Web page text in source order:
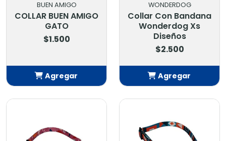
BUEN AMIGO
COLLAR BUEN AMIGO
GATO
$1.500
Agregar
Añadido
WONDERDOG
Collar Con Bandana
Wonderdog Xs
Diseños
$2.500
Agregar
Añadido